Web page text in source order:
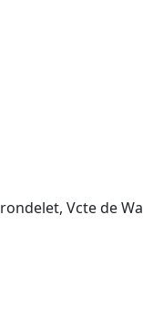
Vcte de